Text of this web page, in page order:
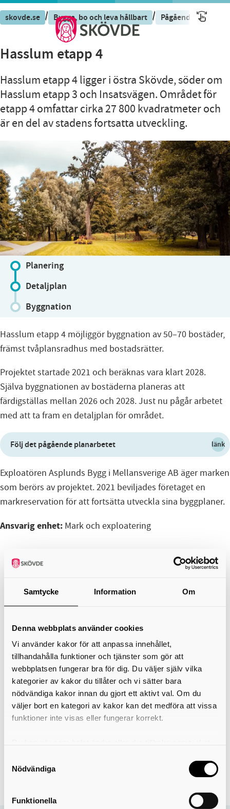
Samtycke Information Om
Denna webbplats använder cookies
Vi använder kakor för att anpassa innehållet,
tillhandahålla funktioner och tjänster som gör att
webbplatsen fungerar bra för dig. Du väljer själv vilka
kategorier av kakor du tillåter och vi sätter bara
nödvändiga kakor innan du gjort ett aktivt val. Om du
väljer bort en kategori av kakor kan det medföra att vissa
funktioner inte visas eller fungerar korrekt.
användning av kakor som du hittar längst ner på sidan
Nödvändiga
Funktionella
skovde.se / Bygga, bo och leva hållbart / Pågående projekt
Hasslum etapp 4
Hasslum etapp 4 ligger i östra Skövde, söder om
Hasslum etapp 3 och Insatsvägen. Området för
etapp 4 omfattar cirka 27 800 kvadratmeter och
är en del av stadens fortsatta utveckling.
Planering
Detaljplan
Byggnation
Hasslum etapp 4 möjliggör byggnation av 50–70 bostäder,
främst tvåplansradhus med bostadsrätter.
Projektet startade 2021 och beräknas vara klart 2028.
Själva byggnationen av bostäderna planeras att
färdigställas mellan 2026 och 2028. Just nu pågår arbetet
med att ta fram en detaljplan för området.
Följ det pågående planarbetet länk
Exploatören Asplunds Bygg i Mellansverige AB äger marken
som berörs av projektet. 2021 beviljades företaget en
markreservation för att fortsätta utveckla sina byggplaner.
Ansvarig enhet: Mark och exploatering
+